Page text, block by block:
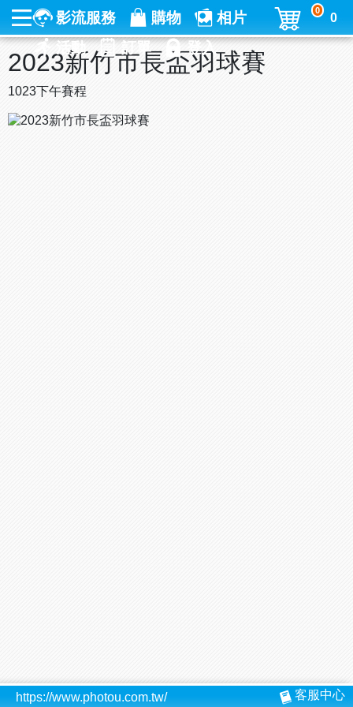
影流服務 購物
相片
活動
訂單 登入
0
0
2023新竹市長盃羽球賽
1023下午賽程
https://www.photou.com.tw/ 客服中心